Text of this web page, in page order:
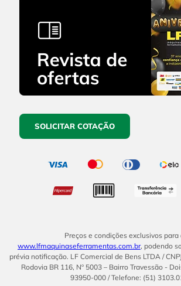
SOLICITAR COTAÇÃO
Preços e condições exclusivos para
www.lfmaquinaseferramentas.com.br, podendo
prévia notificação. LF Comercial de Bens LTDA /
Rodovia BR 116, Nº 5003 – Bairro Travessão -
93950-000 / Telefone: (51)